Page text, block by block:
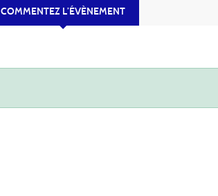
COMMENTEZ L’ÉVÈNEMENT